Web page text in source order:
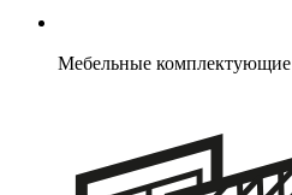
Мебельные комплектующие